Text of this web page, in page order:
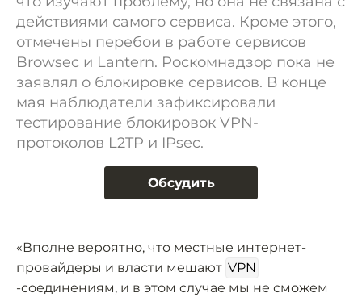
действиями самого сервиса. Кроме этого,
отмечены перебои в работе сервисов
Browsec и Lantern. Роскомнадзор пока не
заявлял о блокировке сервисов. В конце
мая наблюдатели зафиксировали
тестирование блокировок VPN-
протоколов L2TP и IPsec.
Обсудить
«Вполне вероятно, что местные интернет-
провайдеры и власти мешают VPN
-соединениям, и в этом случае мы не сможем